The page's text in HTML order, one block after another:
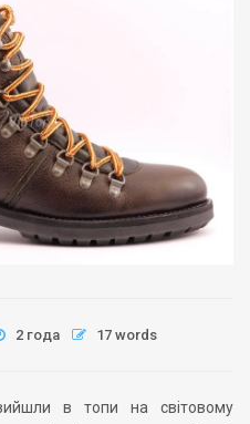
2 года 17 words
в топи на світовому